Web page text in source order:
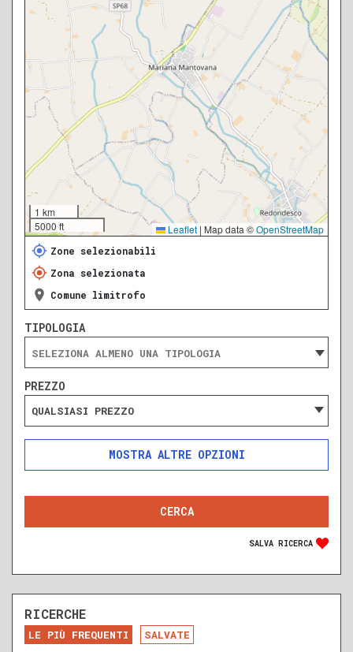
1 km
5000 ft
Leaflet | Map data ©OpenStreetMap
Zone selezionabili
Zona selezionata
Comune limitrofo
TIPOLOGIA
PREZZO
QUALSIASI PREZZO
ALTRE OPZIONI
SOLO ANNUNCI IN ASTA
DA RISTRUTTURARE
NUOVA COSTRUZIONE
RECENTE
RISTRUTTURATO
SALVA RICERCA
RICERCHE
LE PIÙ FREQUENTI SALVATE